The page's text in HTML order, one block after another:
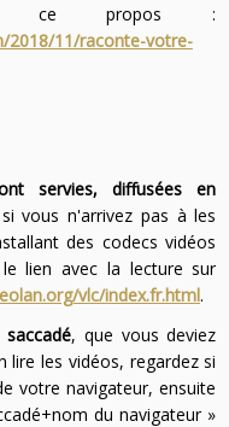
à ce propos :
2018/11/raconte-votre-
servies, diffusées en
vous n'arrivez pas à les
des codecs vidéos
lien avec la lecture sur
vlc/index.fr.html.
, que vous deviez
lire les vidéos, regardez si
votre navigateur, ensuite
du navigateur »